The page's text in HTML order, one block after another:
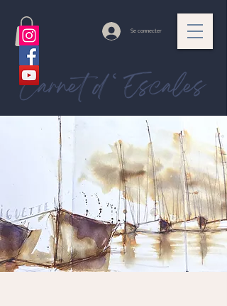
Se connecter